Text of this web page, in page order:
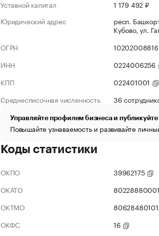
Уставной капитал
1 179 492 ₽
Юридический адрес
респ.
Кубово, ул.
ОГРН
ИНН
0224006256
КПП
022401001
Среднесписочная численность
36
Управляйте профилем бизнеса и
Повышайте узнаваемость и развивайте
Коды статистики
ОКПО
39962175
ОКАТО
80228880001
ОКТМО
80628480101
ОКФС
16